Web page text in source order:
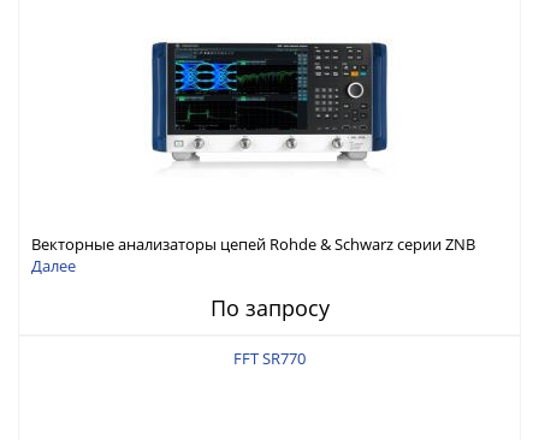
Векторные анализаторы цепей Rohde & Schwarz серии ZNB
3000 с диапазоном частот от 9 кГц до 54 ГГц
Далее
По запросу
FFT SR770